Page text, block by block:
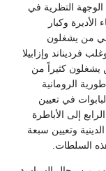
التظرية في
الأديرة وكبار
هي من يشغلون
فرديناند وإزابيلا
يشغلون كثيراً من
الرومانية
في تعيين
إلى الأباطرة
وتعيين سبعة
السلطات.